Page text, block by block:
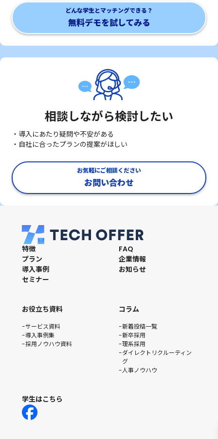
どんな学生とマッチングできる？
無料デモを試してみる
相談しながら検討したい
・導入にあたり疑問や不安がある
・自社に合ったプランの提案がほしい
お気軽にご相談ください
お問い合わせ
特徴
プラン
導入事例
セミナー
FAQ
企業情報
お知らせ
お役立ち資料
サービス資料
導入事例集
採用ノウハウ資料
コラム
新着投稿一覧
新卒採用
理系採用
ダイレクトリクルーティン
グ
人事ノウハウ
学生はこちら